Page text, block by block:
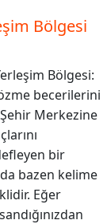
Bölgesi
Bölgesi:
becerilerini
Merkezine
bir
bazen kelime
Eğer